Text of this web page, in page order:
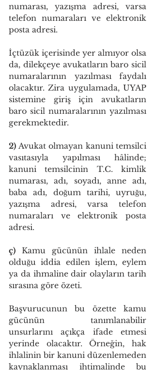
numarası, yazışma adresi, varsa
telefon numaraları ve elektronik
posta adresi.
İçtüzük içerisinde yer almıyor olsa
da, dilekçeye avukatların baro sicil
numaralarının yazılması faydalı
olacaktır. Zira uygulamada, UYAP
sistemine giriş için avukatların
baro sicil numaralarının yazılması
gerekmektedir.
2) Avukat olmayan kanuni temsilci
vasıtasıyla yapılması hâlinde;
kanuni temsilcinin T.C. kimlik
numarası, adı, soyadı, anne adı,
baba adı, doğum tarihi, uyruğu,
yazışma adresi, varsa telefon
numaraları ve elektronik posta
adresi.
ç) Kamu gücünün ihlale neden
olduğu iddia edilen işlem, eylem
ya da ihmaline dair olayların tarih
sırasına göre özeti.
Başvurucunun bu özette kamu
gücünün tanımlanabilir
unsurlarını açıkça ifade etmesi
yerinde olacaktır. Örneğin, hak
ihlalinin bir kanuni düzenlemeden
kaynaklanması ihtimalinde bu